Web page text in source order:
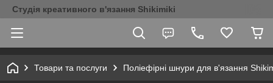
Студія креативного в'язання Shikimiki
Товари та послуги Поліефірні шнури для в'язання